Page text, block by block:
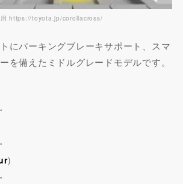
用 https://toyota.jp/corollacross/
にパーキングブレーキサポート、スマ
を備えたミドルグレードモデルです。
)